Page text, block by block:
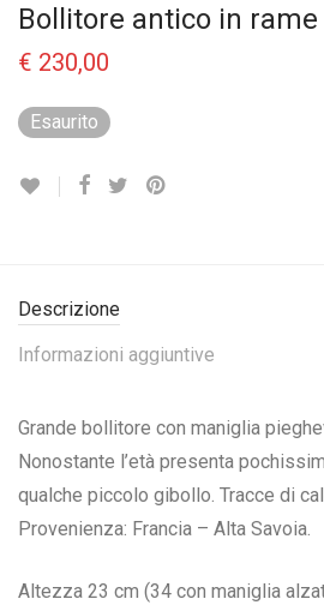
Bollitore antico in rame
€ 230,00
Esaurito
Descrizione
Informazioni aggiuntive
Grande bollitore con maniglia
Nonostante l’età presenta
qualche piccolo gibollo. Tracce di
Provenienza: Francia – Alta Savoia.
Altezza 23 cm (34 con maniglia